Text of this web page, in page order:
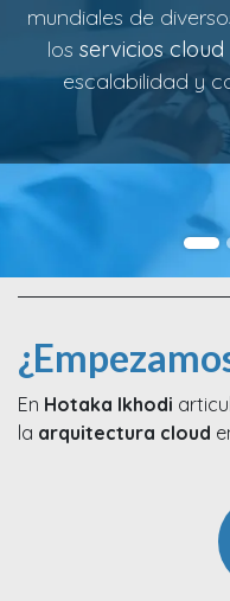
mundiales de
los servicios cloud
escalabilidad y
En Hotaka Ikhodi
la arquitectura cloud